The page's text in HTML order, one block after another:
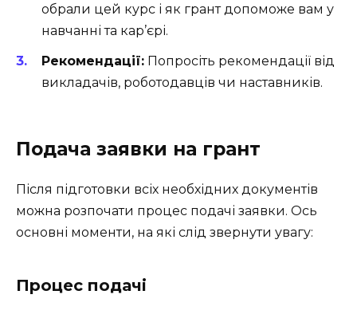
обрали цей курс і як грант допоможе вам у
навчанні та кар’єрі.
Рекомендації: Попросіть рекомендації від
викладачів, роботодавців чи наставників.
Подача заявки на грант
Після підготовки всіх необхідних документів
можна розпочати процес подачі заявки. Ось
основні моменти, на які слід звернути увагу:
Процес подачі